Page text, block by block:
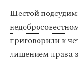
Шестой
приговорили к
лишением права